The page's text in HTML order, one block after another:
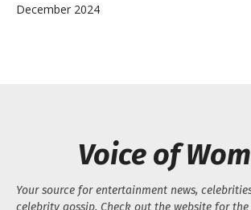
December 2024
Voice of
Your source for entertainment news,
celebrity gossip. Check out the website for